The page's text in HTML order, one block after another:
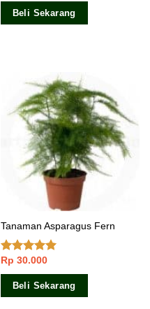
Beli Sekarang
Tanaman Asparagus Fern
Dinilai4.75
dari 5
Rp 30.000
Beli Sekarang